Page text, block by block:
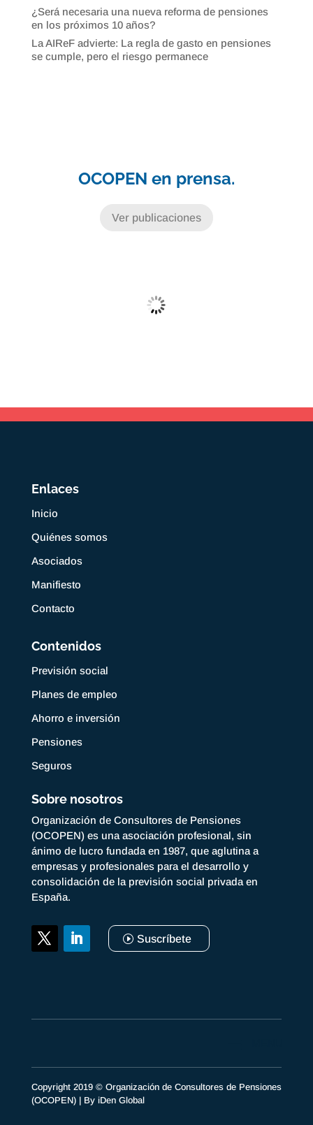
¿Será necesaria una nueva reforma de pensiones
en los próximos 10 años?
La AIReF advierte: La regla de gasto en pensiones
se cumple, pero el riesgo permanece
OCOPEN en prensa.
Ver publicaciones
Enlaces
Inicio
Quiénes somos
Asociados
Manifiesto
Contacto
Contenidos
Previsión social
Planes de empleo
Ahorro e inversión
Pensiones
Seguros
Sobre nosotros
Organización de Consultores de Pensiones
(OCOPEN) es una asociación profesional, sin
ánimo de lucro fundada en 1987, que aglutina a
empresas y profesionales para el desarrollo y
consolidación de la previsión social privada en
España.
Suscríbete
Copyright 2019 © Organización de Consultores de Pensiones
(OCOPEN) | By iDen Global